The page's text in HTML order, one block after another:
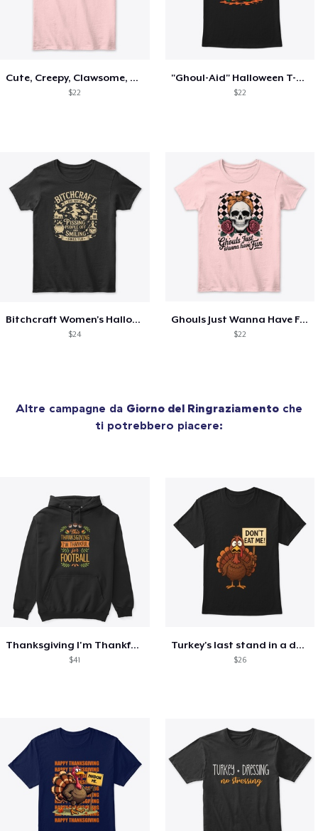
Cute, Creepy, Clawsome, Women's Tee
$22
"Ghoul-Aid" Halloween T-Shirt
$22
Bitchcraft Women's Halloween Tee
$24
Ghouls Just Wanna Have Fun - Women's Tee
$22
Altre campagne da Giorno del Ringraziamento che
ti potrebbero piacere:
Thanksgiving I'm Thankful For Football
$41
Turkey's last stand in a design
$26